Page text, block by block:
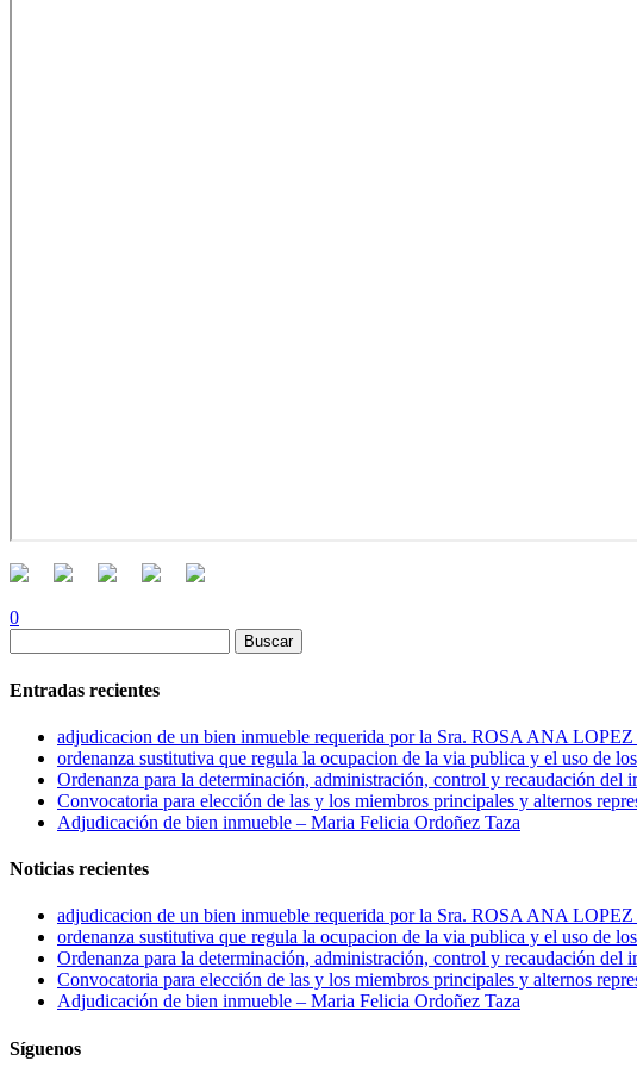
0
Entradas recientes
adjudicacion de un bien inmueble requerida por la Sra. ROSA ANA
ordenanza sustitutiva que regula la ocupacion de la via publica y el uso de
Ordenanza para la determinación, administración, control y recaudación del
Convocatoria para elección de las y los miembros principales y alternos
Adjudicación de bien inmueble – Maria Felicia Ordoñez Taza
Noticias recientes
adjudicacion de un bien inmueble requerida por la Sra. ROSA ANA
ordenanza sustitutiva que regula la ocupacion de la via publica y el uso de
Ordenanza para la determinación, administración, control y recaudación del
Convocatoria para elección de las y los miembros principales y alternos
Adjudicación de bien inmueble – Maria Felicia Ordoñez Taza
Síguenos